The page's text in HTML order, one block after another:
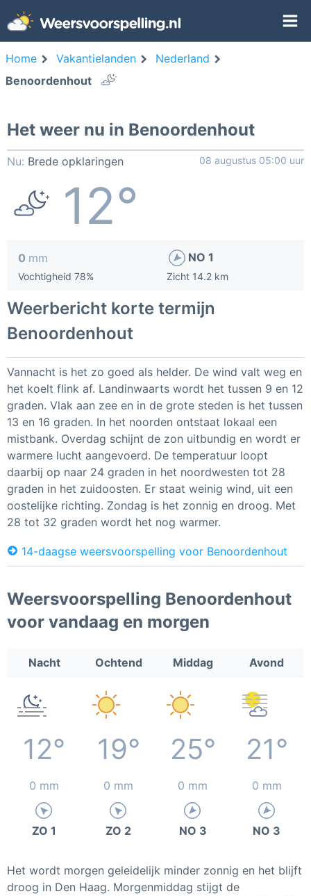
Home Vakantielanden
Nederland
Benoordenhout
Het weer nu in Benoordenhout
Nu: Brede opklaringen 08 augustus 05:00 uur
12°
0 mm
Vochtigheid 78%
NO 1
Zicht 14.2 km
Weerbericht korte termijn
Benoordenhout
Vannacht is het zo goed als helder. De wind valt weg en
het koelt flink af. Landinwaarts wordt het tussen 9 en 12
graden. Vlak aan zee en in de grote steden is het tussen
13 en 16 graden. In het noorden ontstaat lokaal een
mistbank. Overdag schijnt de zon uitbundig en wordt er
warmere lucht aangevoerd. De temperatuur loopt
daarbij op naar 24 graden in het noordwesten tot 28
graden in het zuidoosten. Er staat weinig wind, uit een
oostelijke richting. Zondag is het zonnig en droog. Met
28 tot 32 graden wordt het nog warmer.
14-daagse weersvoorspelling voor Benoordenhout
Weersvoorspelling Benoordenhout
voor vandaag en morgen
Nacht Ochtend Middag Avond
12° 19° 25° 21°
0 mm 0 mm 0 mm 0 mm
ZO 1 ZO 2 NO 3 NO 3
Het wordt morgen geleidelijk minder zonnig en het blijft
droog in Den Haag. Morgenmiddag stijgt de